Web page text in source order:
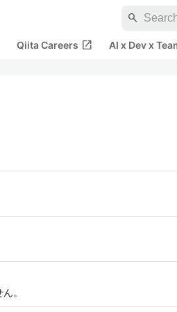
search
Qiita Careers open_in_new AI x Dev x
。